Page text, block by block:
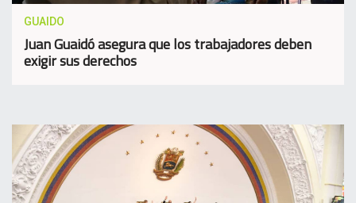
GUAIDO
Juan Guaidó asegura que los trabajadores deben
exigir sus derechos